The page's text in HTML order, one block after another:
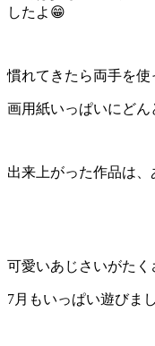
したよ😁
慣れてきたら両手を使
画用紙いっぱいにど
出来上がった作品は、
可愛いあじさいがたく
7月もいっぱい遊びま